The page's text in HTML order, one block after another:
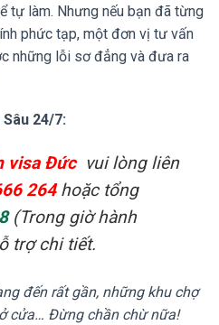
tự làm. Nhưng nếu bạn đã từng
phức tạp, một đơn vị tư vấn
những lỗi sơ đẳng và đưa ra
24/7:
visa Đức vui lòng liên
264hoặc tổng
(Trong giờ hành
trợ chi tiết.
đến rất gần, những khu chợ
cửa… Đừng chần chừ nữa!